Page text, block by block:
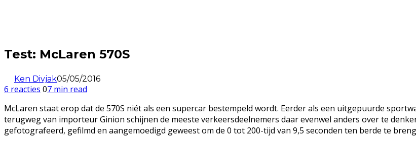
Test: McLaren 570S
Ken Divjak05/05/2016
6 reacties 07 min read
McLaren staat erop dat de 570S niét als een supercar bestempeld wordt. Eerder als een uitgepuurde
terugweg van importeur Ginion schijnen de meeste verkeersdeelnemers daar evenwel anders over te
gefotografeerd, gefilmd en aangemoedigd geweest om de 0 tot 200-tijd van 9,5 seconden ten berde te